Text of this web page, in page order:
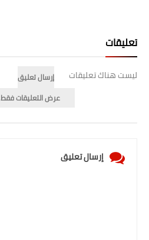
تعليقات
ليست هناك تعليقات
إرسال تعليق
عرض التعليقات فقط
إرسال تعليق